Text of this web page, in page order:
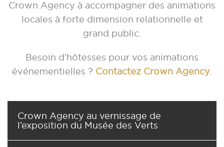
Crown Agency à accompagner des animations
locales à forte dimension relationnelle et
grand public.
Besoin d’hôtesses pour vos animations
événementielles ? Contactez Crown Agency
Crown Agency au vernissage de
l’exposition du Musée des Verts